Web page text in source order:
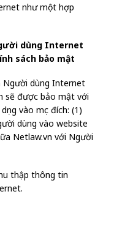
như một hợp
dùng Internet
sách bảo mật
Người dùng Internet
sẽ được bảo mật với
vào mục đích: (1)
dùng vào website
Netlaw.vn với Người
thập thông tin